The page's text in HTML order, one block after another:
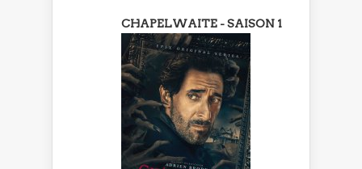
CHAPELWAITE - SAISON 1